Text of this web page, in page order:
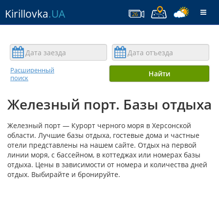
Kirillovka.UA 26
Расширенный
поиск
Найти
Железный порт. Базы отдыха
Железный порт — Курорт черного моря в Херсонской
области. Лучшие базы отдыха, гостевые дома и частные
отели представлены на нашем сайте. Отдых на первой
линии моря, с бассейном, в коттеджах или номерах базы
отдыха. Цены в зависимости от номера и количества дней
отдых. Выбирайте и бронируйте.